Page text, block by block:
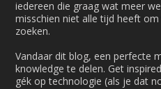
iedereen die graag wat meer
misschien niet alle tijd heeft
zoeken.
Vandaar dit blog, een perfecte
knowledge te delen. Get
gék op technologie (als je dat